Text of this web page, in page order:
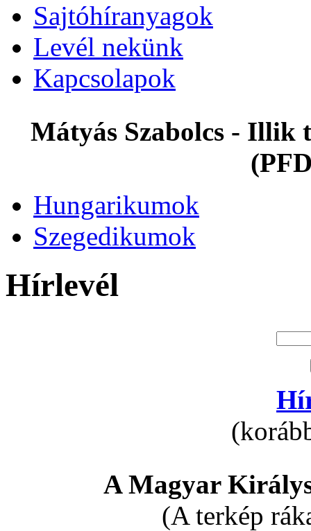
Sajtóhíranyagok
Levél nekünk
Kapcsolapok
Mátyás Szabolcs - Illik
Hungarikumok
Szegedikumok
Hírlevél
A Magyar
(A terkép